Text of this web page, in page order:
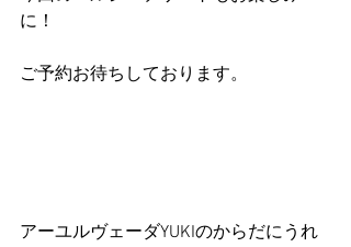
に！
ご予約お待ちしております。
アーユルヴェーダYUKIのからだにうれ